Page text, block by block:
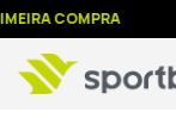
COMPRA